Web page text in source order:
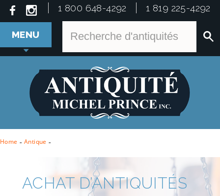
1 800 648-4292 1 819 225-4292
MENU
Home - Antique -
ACHAT D’ANTIQUITÉS